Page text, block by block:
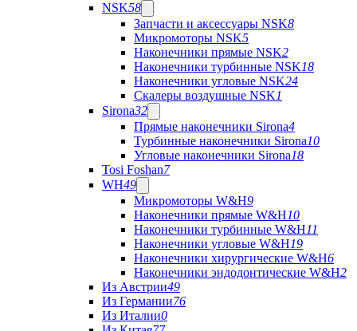
NSK58
Запчасти и аксессуары NSK8
Микромоторы NSK5
Наконечники прямые NSK2
Наконечники турбинные NSK18
Наконечники угловые NSK24
Скалеры воздушные NSK1
Sirona32
Прямые наконечники Sirona4
Турбинные наконечники Sirona10
Угловые наконечники Sirona18
Tosi Foshan7
WH49
Микромоторы W&H9
Наконечники прямые W&H10
Наконечники турбинные W&H11
Наконечники угловые W&H19
Наконечники хирургические W&H6
Наконечники эндодонтические W&H2
Из Австрии49
Из Германии76
Из Италии0